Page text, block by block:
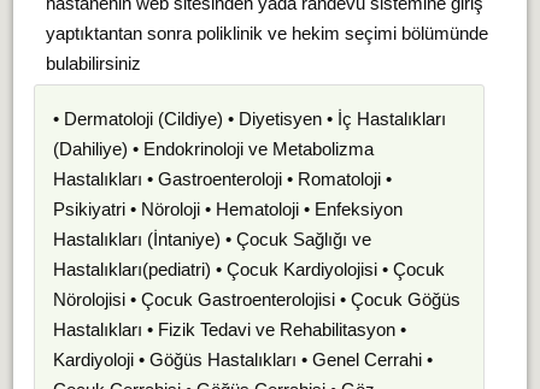
yaptıktantan sonra poliklinik ve hekim seçimi bölümünde
bulabilirsiniz
• Dermatoloji (Cildiye) • Diyetisyen • İç Hastalıkları
(Dahiliye) • Endokrinoloji ve Metabolizma
Hastalıkları • Gastroenteroloji • Romatoloji •
Psikiyatri • Nöroloji • Hematoloji • Enfeksiyon
Hastalıkları (İntaniye) • Çocuk Sağlığı ve
Hastalıkları(pediatri) • Çocuk Kardiyolojisi • Çocuk
Nörolojisi • Çocuk Gastroenterolojisi • Çocuk Göğüs
Hastalıkları • Fizik Tedavi ve Rehabilitasyon •
Kardiyoloji • Göğüs Hastalıkları • Genel Cerrahi •